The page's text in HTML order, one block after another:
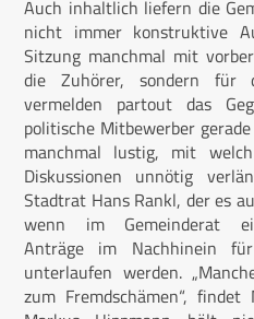
Auch inhaltlich liefern die
nicht immer konstruktive
Sitzung manchmal mit
die Zuhörer, sondern für
vermelden partout das
politische Mitbewerber
manchmal lustig, mit
Diskussionen unnötig
Stadtrat Hans Rankl, der es
wenn im Gemeinderat
Anträge im Nachhinein für
unterlaufen werden.
zum Fremdschämen“,